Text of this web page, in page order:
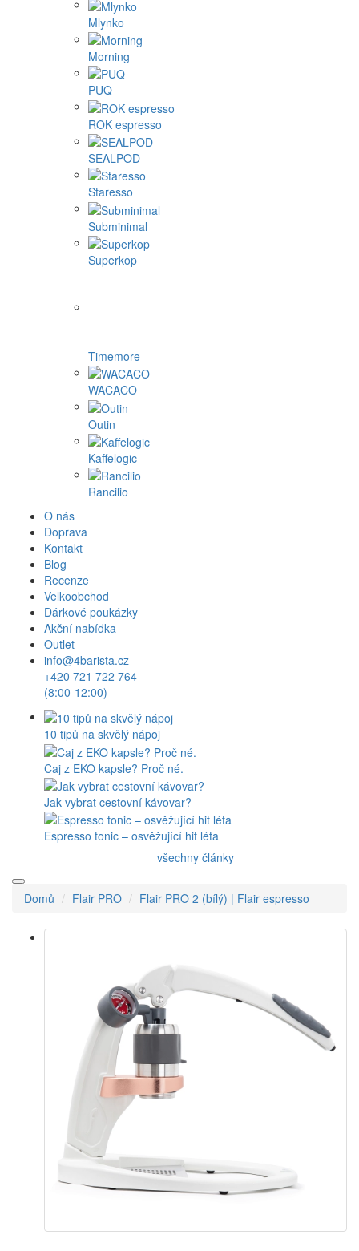
Mlynko
Morning
PUQ
ROK espresso
SEALPOD
Staresso
Subminimal
Superkop
Timemore
WACACO
Outin
Kaffelogic
Rancilio
O nás
Doprava
Kontakt
Blog
Recenze
Velkoobchod
Dárkové poukázky
Akční nabídka
Outlet
info@4barista.cz
+420 721 722 764
(8:00-12:00)
10 tipů na skvělý nápoj
Čaj z EKO kapsle? Proč né.
Jak vybrat cestovní kávovar?
Espresso tonic – osvěžující hit léta
všechny články
Domů Flair PRO Flair PRO 2 (bílý) | Flair espresso